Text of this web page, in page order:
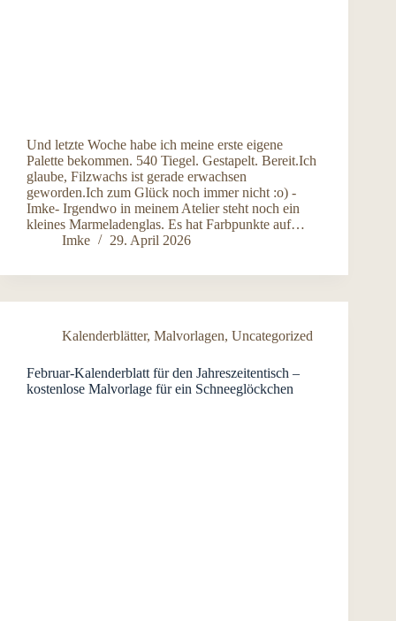
Und letzte Woche habe ich meine erste eigene
Palette bekommen. 540 Tiegel. Gestapelt. Bereit.Ich
glaube, Filzwachs ist gerade erwachsen
geworden.Ich zum Glück noch immer nicht :o) -
Imke- Irgendwo in meinem Atelier steht noch ein
kleines Marmeladenglas. Es hat Farbpunkte auf…
Imke
29. April 2026
Kalenderblätter, Malvorlagen, Uncategorized
Februar-Kalenderblatt für den Jahreszeitentisch –
kostenlose Malvorlage für ein Schneeglöckchen